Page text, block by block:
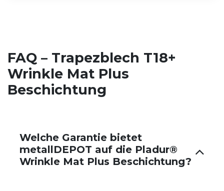
FAQ – Trapezblech T18+
Wrinkle Mat Plus
Beschichtung
Welche Garantie bietet
metallDEPOT auf die Pladur®
Wrinkle Mat Plus Beschichtung?